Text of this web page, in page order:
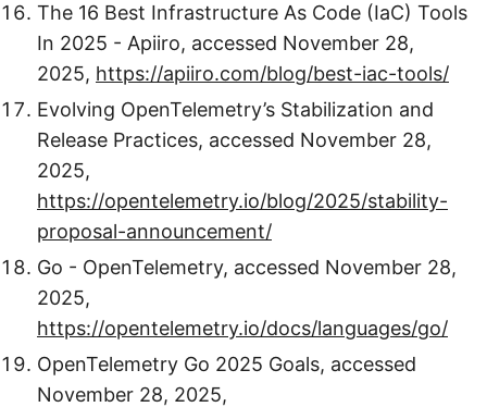
The 16 Best Infrastructure As Code (IaC) Tools
In 2025 - Apiiro, accessed November 28,
2025, https://apiiro.com/blog/best-iac-tools/
Evolving OpenTelemetry’s Stabilization and
Release Practices, accessed November 28,
2025,
https://opentelemetry.io/blog/2025/stability-
proposal-announcement/
Go - OpenTelemetry, accessed November 28,
2025,
https://opentelemetry.io/docs/languages/go/
OpenTelemetry Go 2025 Goals, accessed
November 28, 2025,